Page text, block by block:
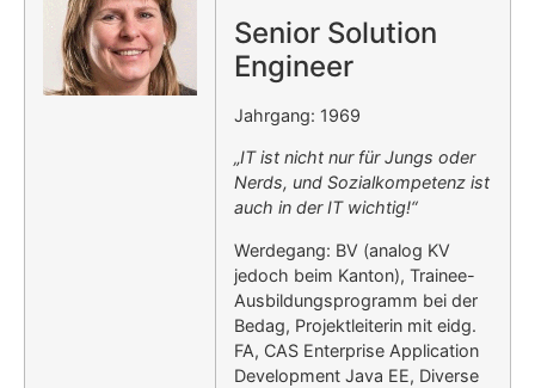
Senior Solution
Engineer
Jahrgang: 1969
„IT ist nicht nur für Jungs oder
Nerds, und Sozialkompetenz ist
auch in der IT wichtig!“
Werdegang: BV (analog KV
jedoch beim Kanton), Trainee-
Ausbildungsprogramm bei der
Bedag, Projektleiterin mit eidg.
FA, CAS Enterprise Application
Development Java EE, Diverse